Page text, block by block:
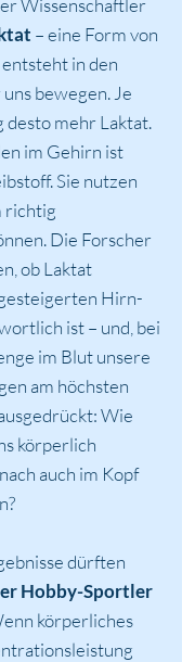
Wissenschaftler
– eine Form von
in den
bewegen. Je
mehr Laktat.
im Gehirn ist
Sie nutzen
richtig
Die Forscher
ob Laktat
Hirn-
ist – und, bei
im Blut unsere
am höchsten
Wie
körperlich
auch im Kopf
dürften
Hobby-Sportler
körperliches